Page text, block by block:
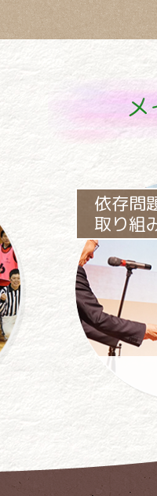
依存問
取り組
パチ